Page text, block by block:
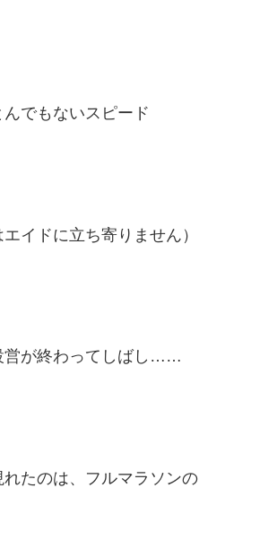
でもないスピード
エイドに立ち寄りません）
営が終わってしばし……
たのは、フルマラソンの